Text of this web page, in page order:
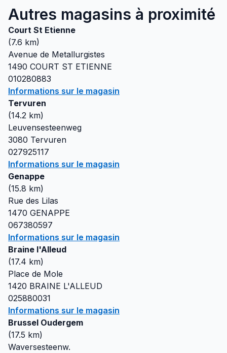
Autres magasins à proximité
Court St Etienne
(7.6 km)
Avenue de Metallurgistes
1490 COURT ST ETIENNE
010280883
Informations sur le magasin
Tervuren
(14.2 km)
Leuvensesteenweg
3080 Tervuren
027925117
Informations sur le magasin
Genappe
(15.8 km)
Rue des Lilas
1470 GENAPPE
067380597
Informations sur le magasin
Braine l'Alleud
(17.4 km)
Place de Mole
1420 BRAINE L'ALLEUD
025880031
Informations sur le magasin
Brussel Oudergem
(17.5 km)
Waversesteenw.